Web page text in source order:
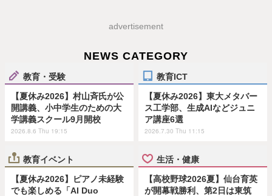
advertisement
NEWS CATEGORY
教育・受験
【夏休み2026】村山斉氏が公
開講義、小中学生のための大
学講義スクール9月開校
2026.8.6 Thu 19:15
教育ICT
【夏休み2026】東大メタバー
ス工学部、生成AIなどジュニ
ア講座6選
2026.7.30 Thu 11:15
教育イベント
【夏休み2026】ピアノ未経験
でも楽しめる「AI Duo
生活・健康
【高校野球2026夏】仙台育英
が開幕戦勝利、第2日は東筑